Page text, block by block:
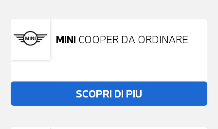
MINI COOPER DA ORDINARE
SCOPRI DI PIU